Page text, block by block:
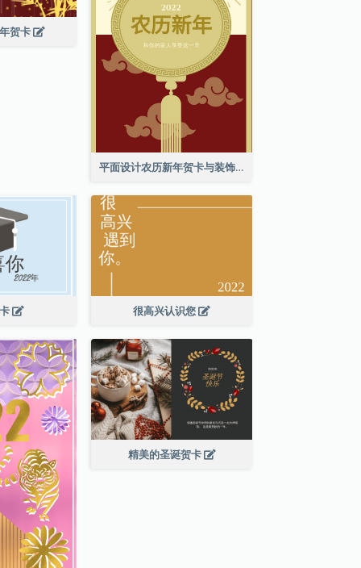
贺卡
平面设计农历新年贺卡与装饰
很高兴认识您
精美的圣诞贺卡